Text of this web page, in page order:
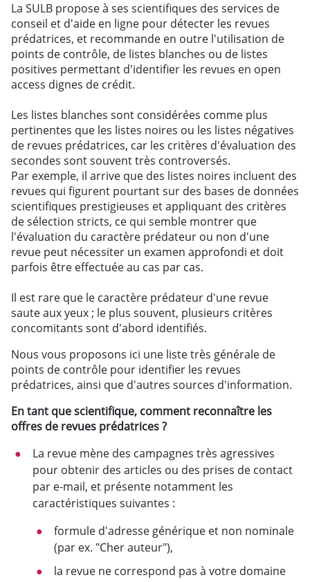
La SULB propose à ses scientifiques des services de
conseil et d'aide en ligne pour détecter les revues
prédatrices, et recommande en outre l'utilisation de
points de contrôle, de listes blanches ou de listes
positives permettant d'identifier les revues en open
access dignes de crédit.
Les listes blanches sont considérées comme plus
pertinentes que les listes noires ou les listes négatives
de revues prédatrices, car les critères d'évaluation des
secondes sont souvent très controversés.
Par exemple, il arrive que des listes noires incluent des
revues qui figurent pourtant sur des bases de données
scientifiques prestigieuses et appliquant des critères
de sélection stricts, ce qui semble montrer que
l'évaluation du caractère prédateur ou non d'une
revue peut nécessiter un examen approfondi et doit
parfois être effectuée au cas par cas.
Il est rare que le caractère prédateur d'une revue
saute aux yeux ; le plus souvent, plusieurs critères
concomitants sont d'abord identifiés.
Nous vous proposons ici une liste très générale de
points de contrôle pour identifier les revues
prédatrices, ainsi que d'autres sources d'information.
En tant que scientifique, comment reconnaître les
offres de revues prédatrices ?
La revue mène des campagnes très agressives
pour obtenir des articles ou des prises de contact
par e-mail, et présente notamment les
caractéristiques suivantes :
formule d'adresse générique et non nominale
(par ex. "Cher auteur"),
la revue ne correspond pas à votre domaine